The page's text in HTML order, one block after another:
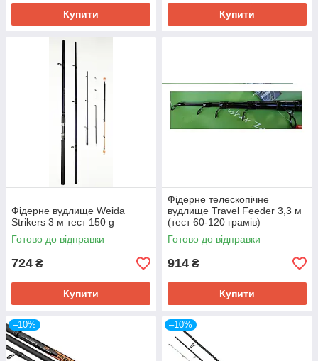
Купити Купити
Фідерне вудлище Weida
Strikers 3 м тест 150 g
Готово до відправки
724 ₴
Купити
Фідерне телескопічне
вудлище Travel Feeder 3,3 м
(тест 60-120 грамів)
Готово до відправки
914 ₴
Купити
–10% –10%